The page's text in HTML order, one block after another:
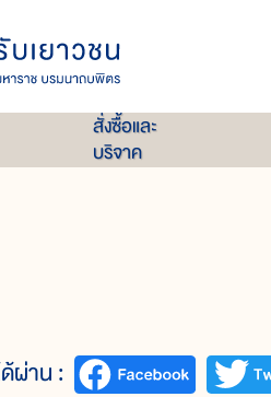
สั่งซื้อและ
บริจาค
ผ่าน :